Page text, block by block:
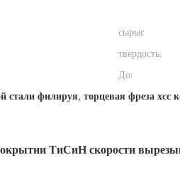
сырья:
твердость:
До:
стали филируя, торцевая фреза хсс
ТиСиН скорости